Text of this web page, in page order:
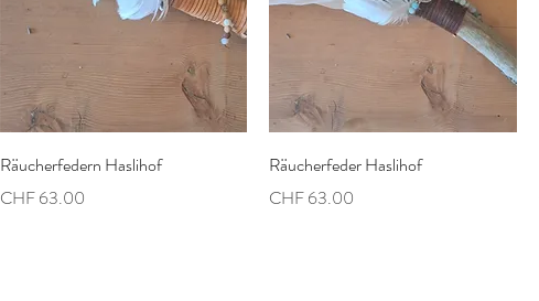
Schnellansicht
Räucherfedern Haslihof
Preis
CHF 63.00
Schnellansicht
Räucherfeder Haslihof
Preis
CHF 63.00